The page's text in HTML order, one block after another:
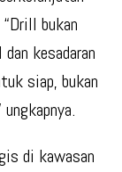
bukan
kesadaran
siap, bukan
di kawasan